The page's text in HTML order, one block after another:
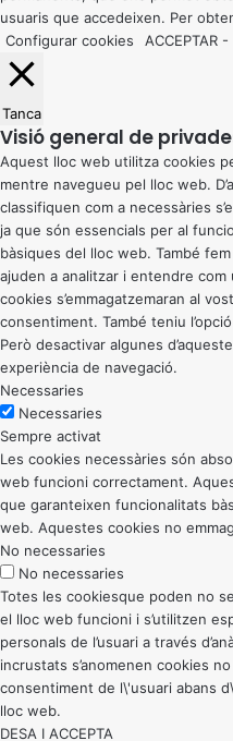
usuaris que accedeixen. Per
Configurar cookies
ACCEPTAR -
Tanca
Visió general de
Aquest lloc web utilitza cookies
mentre navegueu pel lloc web.
classifiquen com a necessàries
ja que són essencials per al
bàsiques del lloc web. També
ajuden a analitzar i entendre
cookies s’emmagatzemaran al
consentiment. També teniu
Però desactivar algunes
experiència de navegació.
Necessaries
Necessaries
Sempre activat
Les cookies necessàries són
web funcioni correctament.
que garanteixen funcionalitats
web. Aquestes cookies no
No necessaries
No necessaries
Totes les cookiesque poden no
el lloc web funcioni i s’utilitzen
personals de l’usuari a través
incrustats s’anomenen cookies
consentiment de l\'usuari abans
lloc web.
DESA I ACCEPTA